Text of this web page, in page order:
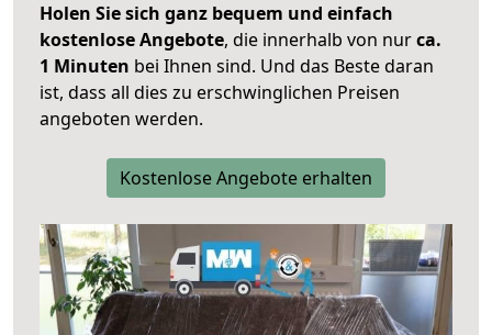
Holen Sie sich ganz bequem und einfach
kostenlose Angebote, die innerhalb von nurca.
1 Minuten bei Ihnen sind. Und das Beste daran
ist, dass all dies zu erschwinglichen Preisen
angeboten werden.
Kostenlose Angebote erhalten